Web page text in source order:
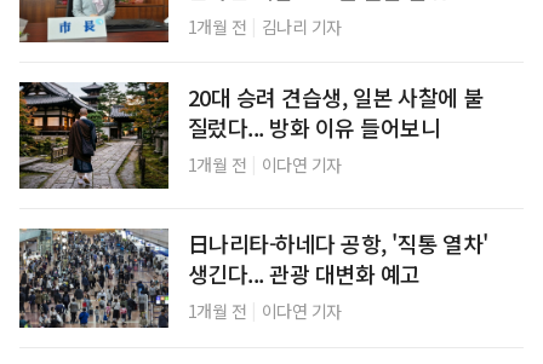
1개월 전 김나리 기자
20대 승려 견습생, 일본 사찰에 불
질렀다... 방화 이유 들어보니
1개월 전 이다연 기자
日나리타-하네다 공항, '직통 열차'
생긴다... 관광 대변화 예고
1개월 전 이다연 기자